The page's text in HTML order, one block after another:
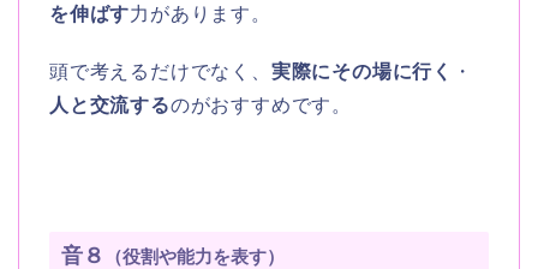
を伸ばす力があります。
頭で考えるだけでなく、 実際にその場に行く
・
人と交流するのがおすすめです。
音８ （役割や能力を表す）